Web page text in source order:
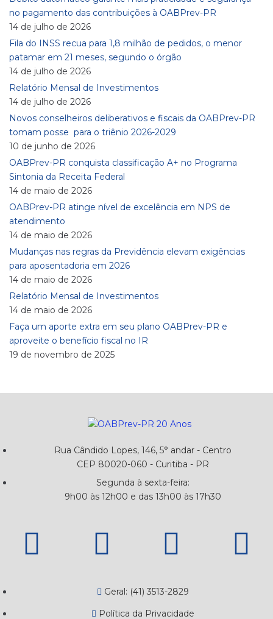
no pagamento das contribuições à OABPrev-PR
14 de julho de 2026
Fila do INSS recua para 1,8 milhão de pedidos, o menor
patamar em 21 meses, segundo o órgão
14 de julho de 2026
Relatório Mensal de Investimentos
14 de julho de 2026
Novos conselheiros deliberativos e fiscais da OABPrev-PR
tomam posse para o triênio 2026-2029
10 de junho de 2026
OABPrev-PR conquista classificação A+ no Programa
Sintonia da Receita Federal
14 de maio de 2026
OABPrev-PR atinge nível de excelência em NPS de
atendimento
14 de maio de 2026
Mudanças nas regras da Previdência elevam exigências
para aposentadoria em 2026
14 de maio de 2026
Relatório Mensal de Investimentos
14 de maio de 2026
Faça um aporte extra em seu plano OABPrev-PR e
aproveite o benefício fiscal no IR
19 de novembro de 2025
Rua Cândido Lopes, 146, 5° andar - Centro
CEP 80020-060 - Curitiba - PR
Segunda à sexta-feira:
9h00 às 12h00 e das 13h00 às 17h30
Geral: (41) 3513-2829
Política da Privacidade